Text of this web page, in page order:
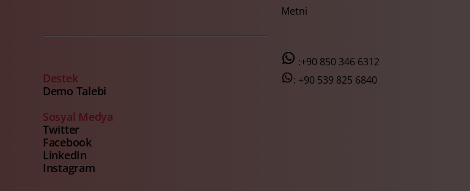
Destek
Demo Talebi
Sosyal Medya
Twitter
Facebook
LinkedIn
Instagram
Metni
:+90 850 346 6312
: +90 539 825 6840